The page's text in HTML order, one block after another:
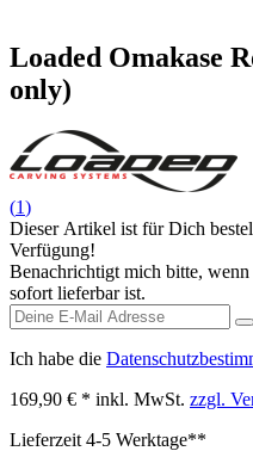
Loaded Omakase
only)
(1)
Dieser Artikel ist für Dich
Verfügung!
Benachrichtigt mich bitte,
sofort lieferbar ist.
Ich habe die
169,90 € * inkl. MwSt. zzgl.
Lieferzeit 4-5 Werktage**